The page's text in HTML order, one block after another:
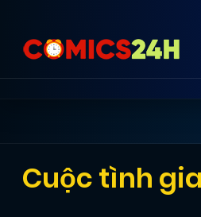
Cuộc tình